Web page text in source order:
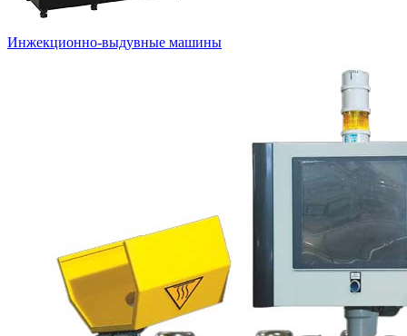
Инжекционно-выдувные машины